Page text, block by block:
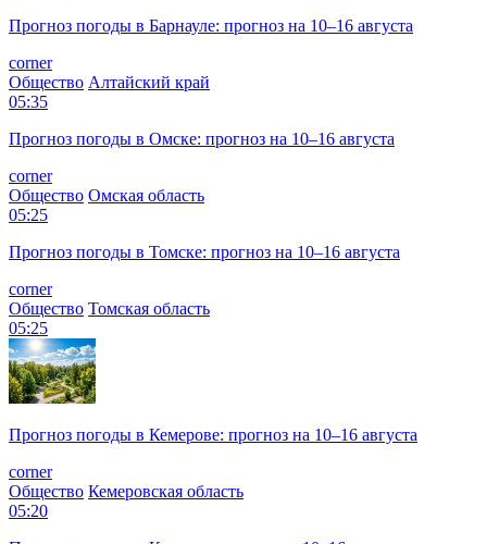
Прогноз погоды в Барнауле: прогноз на 10–16 августа
corner
Общество Алтайский край
05:35
Прогноз погоды в Омске: прогноз на 10–16 августа
corner
Общество Омская область
05:25
Прогноз погоды в Томске: прогноз на 10–16 августа
corner
Общество Томская область
05:25
Прогноз погоды в Кемерове: прогноз на 10–16 августа
corner
Общество Кемеровская область
05:20